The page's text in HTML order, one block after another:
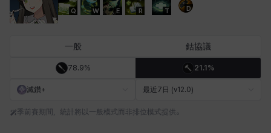
娜汀 尤斯蒂娜 布萊爾
Q W E R T D
一般 鈷協議
78.9% 21.1%
滅鑽+ 最近7日 (v12.0)
季前賽期間，統計將以一般模式而非排位模式提供。